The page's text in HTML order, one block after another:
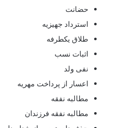
حضانت
استرداد جهیزیه
طلاق یکطرفه
اثبات نسب
نفی ولد
اعسار از پرداخت مهریه
مطالبه نفقه
مطالبه نفقه فرزندان